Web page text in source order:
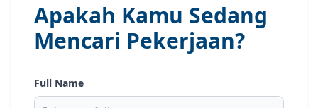
Apakah Kamu Sedang
Mencari Pekerjaan?
Full Name